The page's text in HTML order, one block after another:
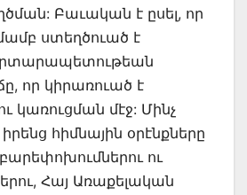
Բաւական է ըսել, որ
ստեղծուած է
որ կիրառուած է
կառուցման մէջ: Մինչ
հիմնային օրէնքները
ու
Հայ Առաքելական